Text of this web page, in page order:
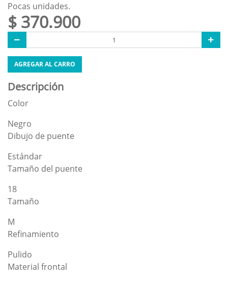
Pocas unidades.
$ 370.900
AGREGAR AL CARRO
Descripción
Color
Negro
Dibujo de puente
Estándar
Tamaño del puente
18
Tamaño
M
Refinamiento
Pulido
Material frontal